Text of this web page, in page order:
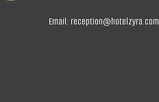
Email: reception@hotelzyra.com